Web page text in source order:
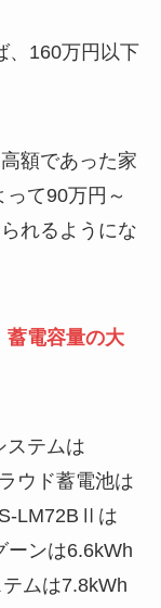
、160万円以下
額であった家
て90万円～
れるようにな
蓄電容量の大
ステムは
ウド蓄電池は
LM72BⅡは
ーンは6.6kWh
ムは7.8kWh